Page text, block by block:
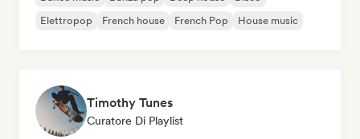
Elettropop
French house French Pop House music
Timothy Tunes
Curatore Di Playlist